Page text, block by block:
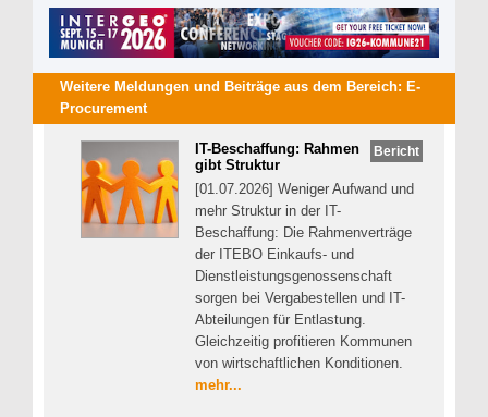
Weitere Meldungen und Beiträge aus dem Bereich: E-
Procurement
Bericht
IT-Beschaffung: Rahmen
gibt Struktur
[01.07.2026] Weniger Aufwand und
mehr Struktur in der IT-
Beschaffung: Die Rahmenverträge
der ITEBO Einkaufs- und
Dienstleistungsgenossenschaft
sorgen bei Vergabestellen und IT-
Abteilungen für Entlastung.
Gleichzeitig profitieren Kommunen
von wirtschaftlichen Konditionen.
mehr...